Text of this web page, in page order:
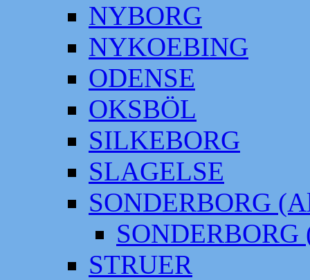
NYBORG
NYKOEBING
ODENSE
OKSBÖL
SILKEBORG
SLAGELSE
SONDERBORG
SONDERBORG
STRUER